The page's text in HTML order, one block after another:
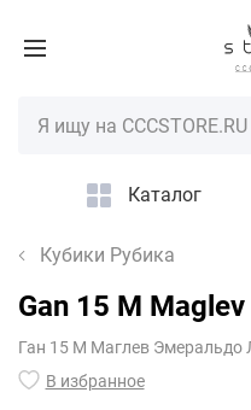
Каталог
Кубики Рубика
Gan 15 M
Ган 15 М Маглев
В избранное